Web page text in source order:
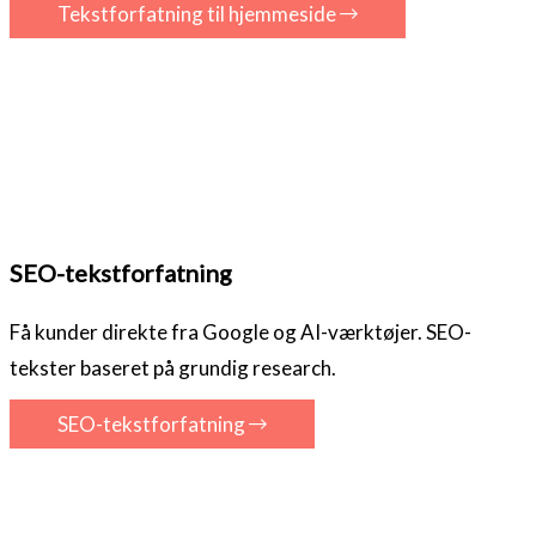
Tekstforfatning til hjemmeside
SEO-tekstforfatning
Få kunder direkte fra Google og AI-værktøjer. SEO-
tekster baseret på grundig research.
SEO-tekstforfatning